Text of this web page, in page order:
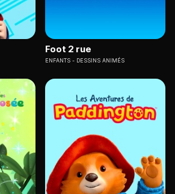
Foot 2 rue
ENFANTS DESSINS ANIMÉS